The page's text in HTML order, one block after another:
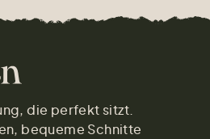
die perfekt sitzt.
bequeme Schnitte